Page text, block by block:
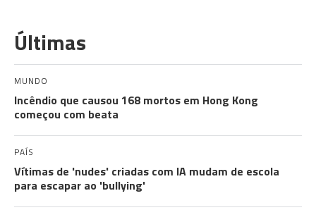
Últimas
MUNDO
Incêndio que causou 168 mortos em Hong Kong
começou com beata
PAÍS
Vítimas de 'nudes' criadas com IA mudam de escola
para escapar ao 'bullying'